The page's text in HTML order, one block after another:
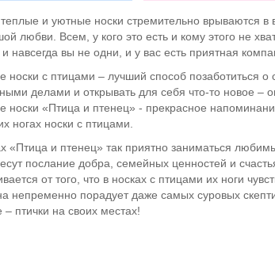
и уютные носки стремительно врываются в
любви. Всем, у кого это есть и кому этого не
навсегда вы не одни, и у вас есть приятная
носки с птицами – лучший способ позаботиться
делами и открывать для себя что-то новое –
носки «Птица и птенец» - прекрасное
ногах носки с птицами.
«Птица и птенец» так приятно заниматься
послание добра, семейных ценностей и
от того, что в носках с птицами их ноги
непременно порадует даже самых суровых
– птички на своих местах!